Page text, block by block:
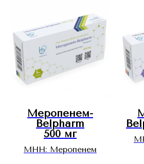
Меропенем-
Belpharm
500 мг
МНН: Меропенем